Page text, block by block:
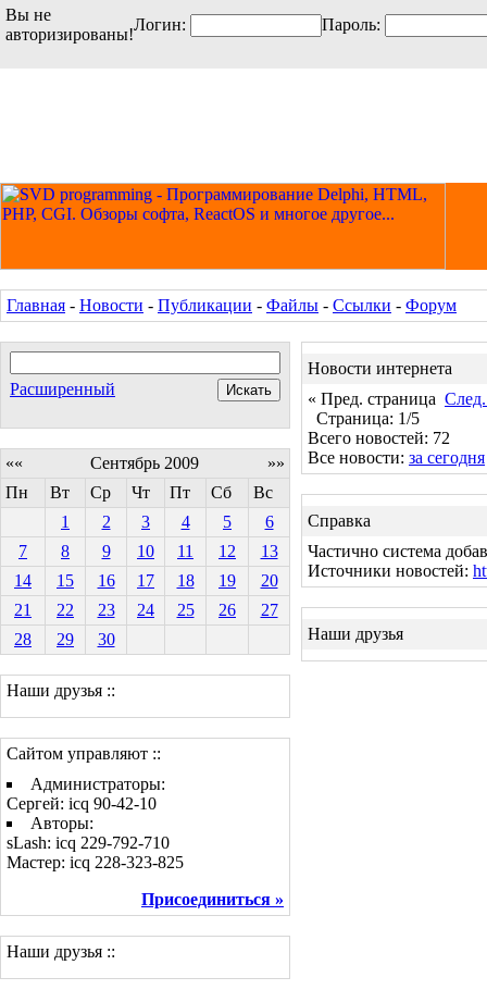
Вы не
авторизированы!
Логин: Пароль:
Главная - Новости - Публикации - Файлы - Ссылки - Форум
Расширенный
«« Сентябрь 2009
»»
Пн
Вт Ср Чт Пт Сб
Вс
1
2 3 4 5
6
7
8 9 10 11 12
13
14
15 16 17 18 19
20
21
22 23 24 25 26
27
28
29 30
Наши друзья ::
Сайтом управляют ::
Администраторы:
Сергей: icq 90-42-10
Авторы:
sLash: icq 229-792-710
Мастер: icq 228-323-825
Присоединиться »
Наши друзья ::
Новости интернета
« Пред. страница
Страница: 1/5
Всего новостей: 72
Все новости: за сегодня
Справка
Частично система
Источники новостей:
Наши друзья